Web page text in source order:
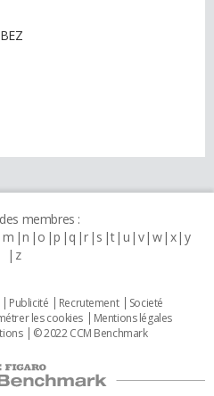
membres :
m n o p q r s t u v w x y
z
Publicité Recrutement
Societé
les cookies
Mentions légales
© 2022 CCM Benchmark